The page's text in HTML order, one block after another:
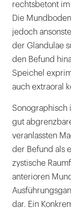
rechtsbetont
Die
jedoch
der Glandulae
den Befund
Speichel
auch extraoral
Sonographisch
gut
veranlassten
der Befund als
zystische
anterioren
dar. Ein